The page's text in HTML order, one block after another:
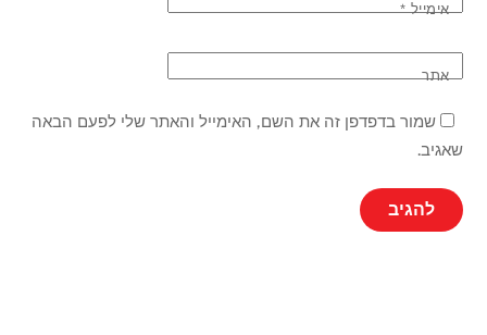
אימייל*
אתר
שמור בדפדפן זה את השם, האימייל והאתר שלי לפעם הבאה
שאגיב.